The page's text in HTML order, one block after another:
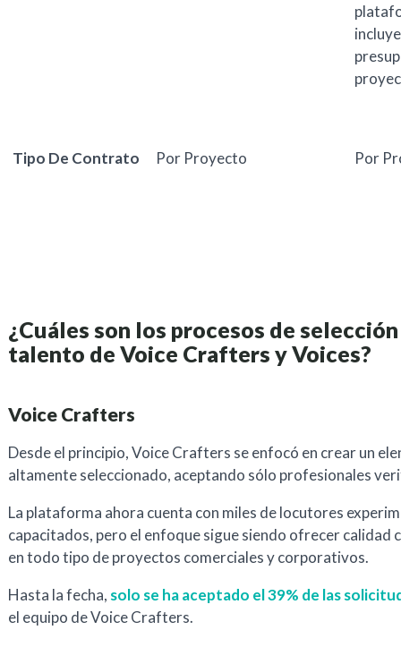
Tipo De Contrato Por Proyecto Por
¿Cuáles son los procesos de
talento de Voice Crafters y Voices?
Voice Crafters
Desde el principio, Voice Crafters se enfocó en crear un
altamente seleccionado, aceptando sólo profesionales
La plataforma ahora cuenta con miles de locutores
capacitados, pero el enfoque sigue siendo ofrecer calidad
en todo tipo de proyectos comerciales y corporativos.
Hasta la fecha, solo se ha aceptado el 39% de las
el equipo de Voice Crafters.